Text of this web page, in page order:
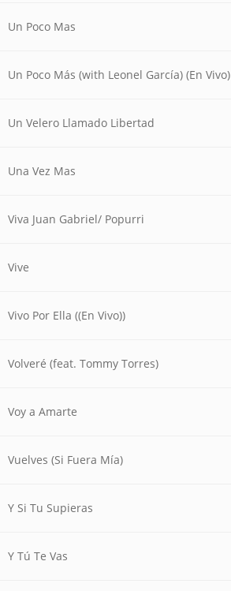
Un Poco Mas
Un Poco Más (with Leonel García) (En Vivo)
Un Velero Llamado Libertad
Una Vez Mas
Viva Juan Gabriel/ Popurri
Vive
Vivo Por Ella ((En Vivo))
Volveré (feat. Tommy Torres)
Voy a Amarte
Vuelves (Si Fuera Mía)
Y Si Tu Supieras
Y Tú Te Vas